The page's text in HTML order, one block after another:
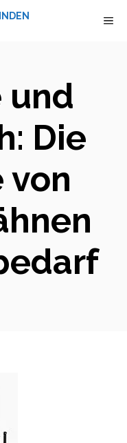
und
Die
von